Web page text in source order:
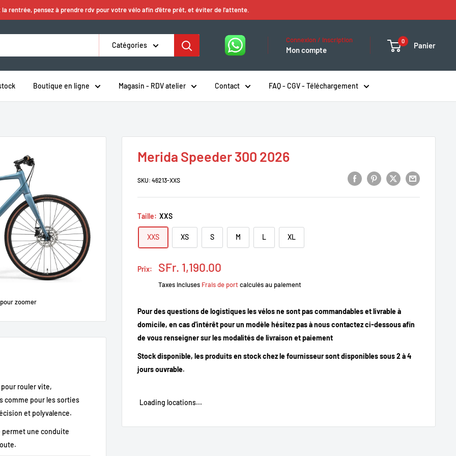
la rentrée, pensez à prendre rdv pour votre vélo afin d'être prêt, et éviter de l'attente.
Catégories
Connexion / Inscription
Mon compte
0 Panier
Boutique en ligne Magasin - RDV atelier Contact FAQ - CGV - Téléchargement
zoomer
Merida Speeder 300 2026
SKU: 46213-XXS
Taille: XXS
XXS XS S M L XL
Prix:
Prix
SFr. 1,190.00
Taxes incluses Frais de portcalculés au paiement
Pour des questions de logistiques les vélos ne sont pas commandables et livrable à
domicile, en cas d'intérêt pour un modèle hésitez pas à nous contactez ci-dessous afin
de vous renseigner sur les modalités de livraison et paiement
Stock disponible, les produits en stock chez le fournisseur sont disponibles sous 2 à 4
jours ouvrable.
Loading locations...
rouler vite,
comme pour les sorties
et polyvalence.
permet une conduite